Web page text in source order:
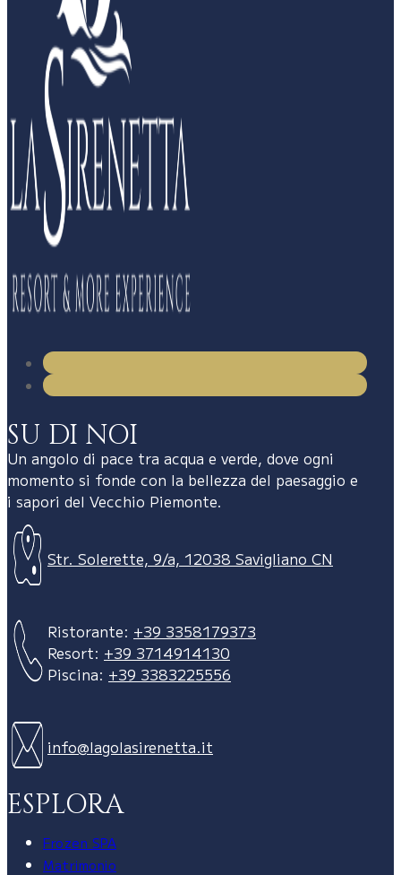
SU DI NOI
Un angolo di pace tra acqua e verde, dove ogni
momento si fonde con la bellezza del paesaggio e
i sapori del Vecchio Piemonte.
Str. Solerette, 9/a, 12038 Savigliano CN
Ristorante: +39 3358179373
Resort: +39 3714914130
Piscina: +39 3383225556
info@lagolasirenetta.it
ESPLORA
Frozen SPA
Matrimonio